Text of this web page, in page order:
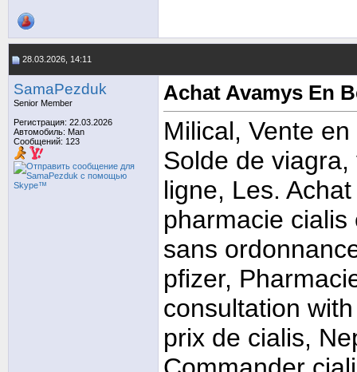
28.03.2026, 14:11
SamaPezduk
Senior Member
Регистрация: 22.03.2026
Автомобиль: Man
Сообщений: 123
Achat Avamys En
Milical, Vente
Solde de
ligne, Les.
pharmacie
sans
pfizer,
consultation
prix de cialis,